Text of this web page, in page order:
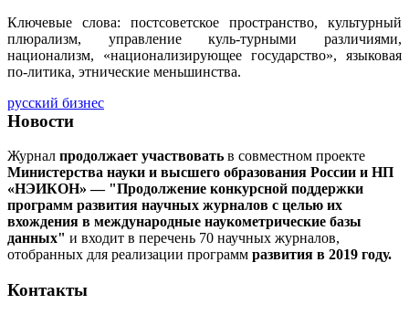
Ключевые слова: постсоветское пространство, культурный
плюрализм, управление куль-турными различиями,
национализм, «национализирующее государство», языковая
по-литика, этнические меньшинства.
русский бизнес
Новости
Журнал продолжает участвовать в совместном проекте
Министерства науки и высшего образования России и НП
«НЭИКОН» — "Продолжение конкурсной поддержки
программ развития научных журналов с целью их
вхождения в международные наукометрические базы
данных" и входит в перечень 70 научных журналов,
отобранных для реализации программ развития в 2019 году.
Контакты